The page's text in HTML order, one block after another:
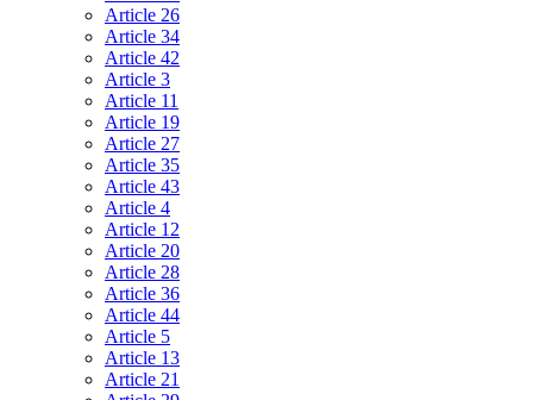
Article 26
Article 34
Article 42
Article 3
Article 11
Article 19
Article 27
Article 35
Article 43
Article 4
Article 12
Article 20
Article 28
Article 36
Article 44
Article 5
Article 13
Article 21